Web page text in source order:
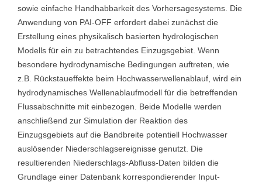
sowie einfache Handhabbarkeit des Vorhersagesystems. Die
Anwendung von PAI-OFF erfordert dabei zunächst die
Erstellung eines physikalisch basierten hydrologischen
Modells für ein zu betrachtendes Einzugsgebiet. Wenn
besondere hydrodynamische Bedingungen auftreten, wie
z.B. Rückstaueffekte beim Hochwasserwellenablauf, wird ein
hydrodynamisches Wellenablaufmodell für die betreffenden
Flussabschnitte mit einbezogen. Beide Modelle werden
anschließend zur Simulation der Reaktion des
Einzugsgebiets auf die Bandbreite potentiell Hochwasser
auslösender Niederschlagsereignisse genutzt. Die
resultierenden Niederschlags-Abfluss-Daten bilden die
Grundlage einer Datenbank korrespondierender Input-